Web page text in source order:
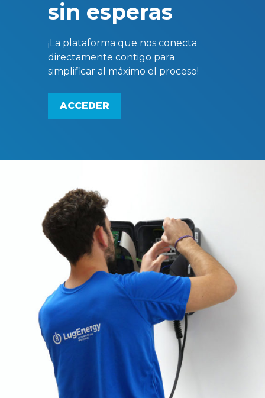
sin esperas
¡La plataforma que nos conecta
directamente contigo para
simplificar al máximo el proceso!
ACCEDER